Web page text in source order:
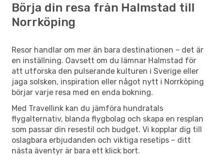
Börja din resa från Halmstad till
Norrköping
Resor handlar om mer än bara destinationen – det är
en inställning. Oavsett om du lämnar Halmstad för
att utforska den pulserande kulturen i Sverige eller
jaga solsken, inspiration eller något nytt i Norrköping
börjar varje resa med en enda bokning.
Med Travellink kan du jämföra hundratals
flygalternativ, blanda flygbolag och skapa en resplan
som passar din resestil och budget. Vi kopplar dig till
oslagbara erbjudanden och viktiga resetips – ditt
nästa äventyr är bara ett klick bort.